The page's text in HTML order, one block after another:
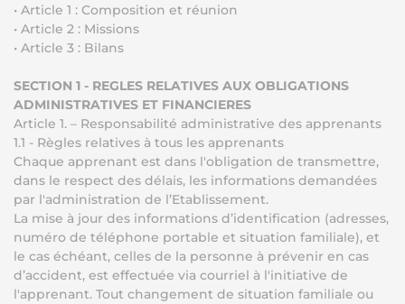
• Article 1 : Composition et réunion
• Article 2 : Missions
• Article 3 : Bilans
SECTION 1 - REGLES RELATIVES AUX OBLIGATIONS
ADMINISTRATIVES ET FINANCIERES
Article 1. – Responsabilité administrative des apprenants
1.1 - Règles relatives à tous les apprenants
Chaque apprenant est dans l'obligation de transmettre,
dans le respect des délais, les informations demandées
par l'administration de l’Etablissement.
La mise à jour des informations d’identification (adresses,
numéro de téléphone portable et situation familiale), et
le cas échéant, celles de la personne à prévenir en cas
d’accident, est effectuée via courriel à l'initiative de
l'apprenant. Tout changement de situation familiale ou